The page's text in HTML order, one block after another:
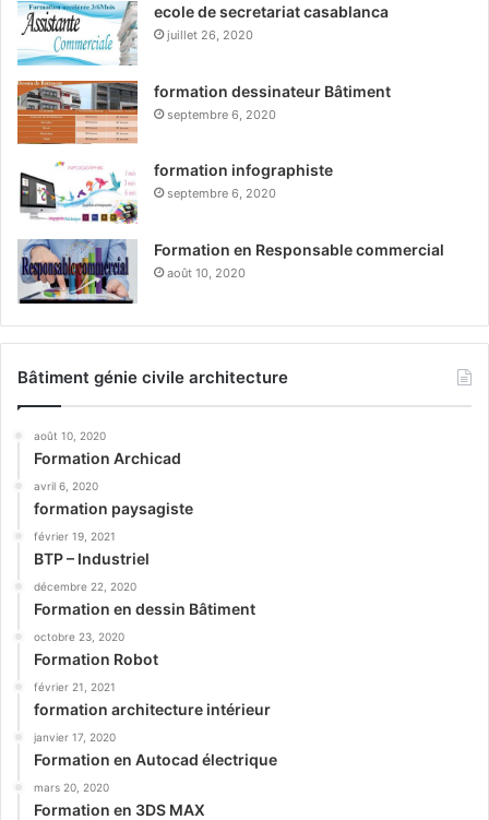
ecole de secretariat casablanca
juillet 26, 2020
formation dessinateur Bâtiment
septembre 6, 2020
formation infographiste
septembre 6, 2020
Formation en Responsable commercial
août 10, 2020
Bâtiment génie civile architecture
août 10, 2020
Formation Archicad
avril 6, 2020
formation paysagiste
février 19, 2021
BTP – Industriel
décembre 22, 2020
Formation en dessin Bâtiment
octobre 23, 2020
Formation Robot
février 21, 2021
formation architecture intérieur
janvier 17, 2020
Formation en Autocad électrique
mars 20, 2020
Formation en 3DS MAX